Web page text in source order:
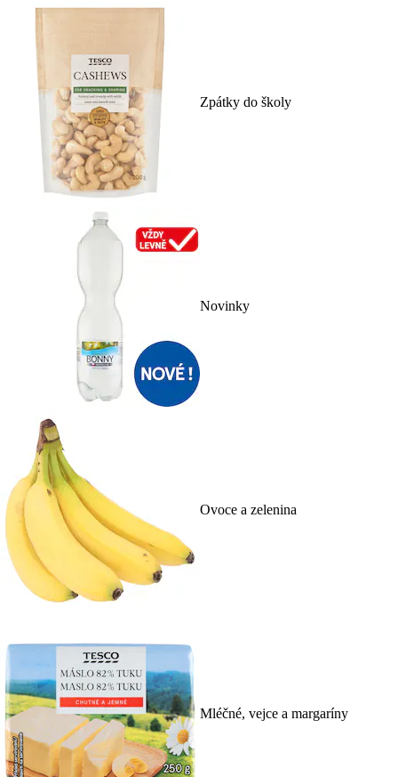
Zpátky do školy
Novinky
Ovoce a zelenina
Mléčné, vejce a margaríny